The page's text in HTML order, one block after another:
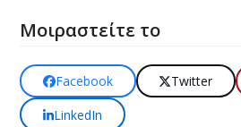
Μοιραστείτε το
Facebook Twitter
LinkedIn